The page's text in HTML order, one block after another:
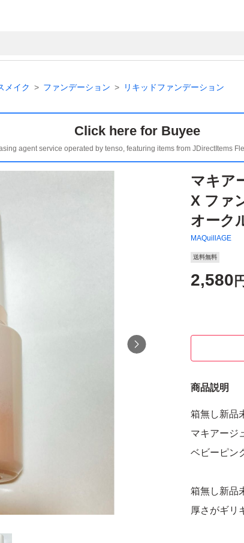
メイク ファンデーション リキッドファンデーション
Click here for Buyee
agent service operated by tenso, featuring items from JDirectItems
マキア
X ファ
オーク
MAQuillAGE
送料無料
2,580 円
商品説明
箱無し新品
マキアージ
ベビーピン
箱無し新品
厚さがギリ